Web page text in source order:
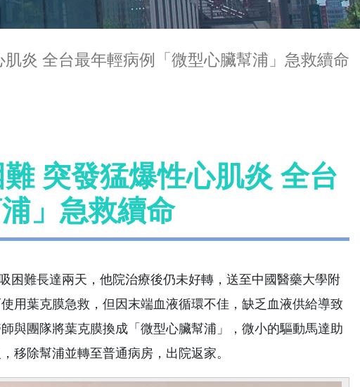
炎 全台最年輕病例「微型心臟幫浦」急救續命
突發猛爆性心肌炎 全台
」急救續命
難長達兩天，他院治療後仍未好轉，送至中國醫藥大學附
用葉克膜急救，但因末端血液循環不佳，缺乏血液供給導致
與團隊將葉克膜換成「微型心臟幫浦」，微小的驅動馬達助
移除幫浦並轉至普通病房，出院返家。